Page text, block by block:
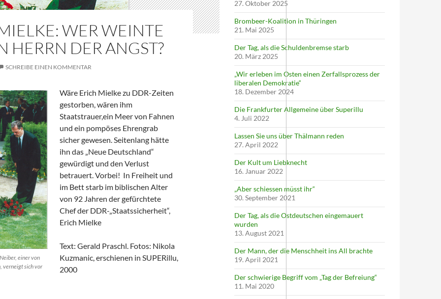
WER WEINTE
HERRN DER ANGST?
SCHREIBE EINEN KOMMENTAR
einer von
verneigt sich vor
Wäre Erich Mielke zu DDR-Zeiten
gestorben, wären ihm
Staatstrauer,ein Meer von Fahnen
und ein pompöses Ehrengrab
sicher gewesen. Seitenlang hätte
ihn das „Neue Deutschland“
gewürdigt und den Verlust
betrauert. Vorbei! In Freiheit und
im Bett starb im biblischen Alter
von 92 Jahren der gefürchtete
Chef der DDR-„Staatssicherheit“,
Erich Mielke
Text: Gerald Praschl. Fotos: Nikola
Kuzmanic, erschienen in SUPERillu,
2000
27. Oktober 2025
Brombeer-Koalition in Thüringen
21. Mai 2025
Der Tag, als die Schuldenbremse starb
20. März 2025
„Wir erleben im Osten einen Zerfallsprozess der
liberalen Demokratie“
18. Dezember 2024
Die Frankfurter Allgemeine über Superillu
4. Juli 2022
Lassen Sie uns über Thälmann reden
27. April 2022
Der Kult um Liebknecht
16. Januar 2022
„Aber schiessen müsst ihr“
30. September 2021
Der Tag, als die Ostdeutschen eingemauert
wurden
13. August 2021
Der Mann, der die Menschheit ins All brachte
19. April 2021
Der schwierige Begriff vom „Tag der Befreiung“
11. Mai 2020